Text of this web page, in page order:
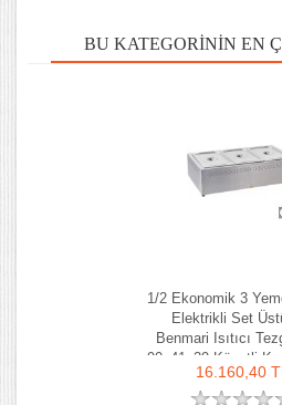
BU KATEGORININ EN
1/2 Ekonomik 3
Elektrikli Set
Benmari Isıtıcı
90x41x29 Küvetli
16.160,40